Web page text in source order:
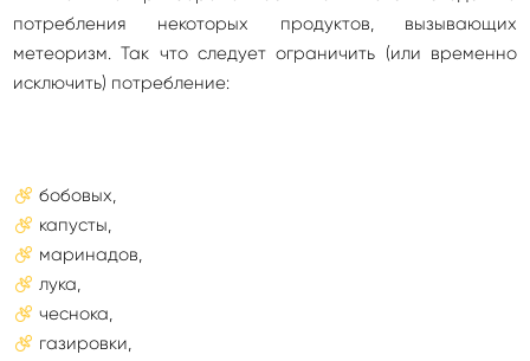
потребления некоторых продуктов, вызывающих
метеоризм. Так что следует ограничить (или временно
исключить) потребление:
бобовых,
капусты,
маринадов,
лука,
чеснока,
газировки,